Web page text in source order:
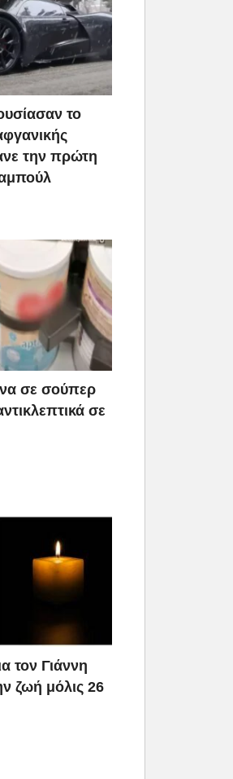
το
την πρώτη
σε σούπερ
σε
τον Γιάννη
ζωή μόλις 26